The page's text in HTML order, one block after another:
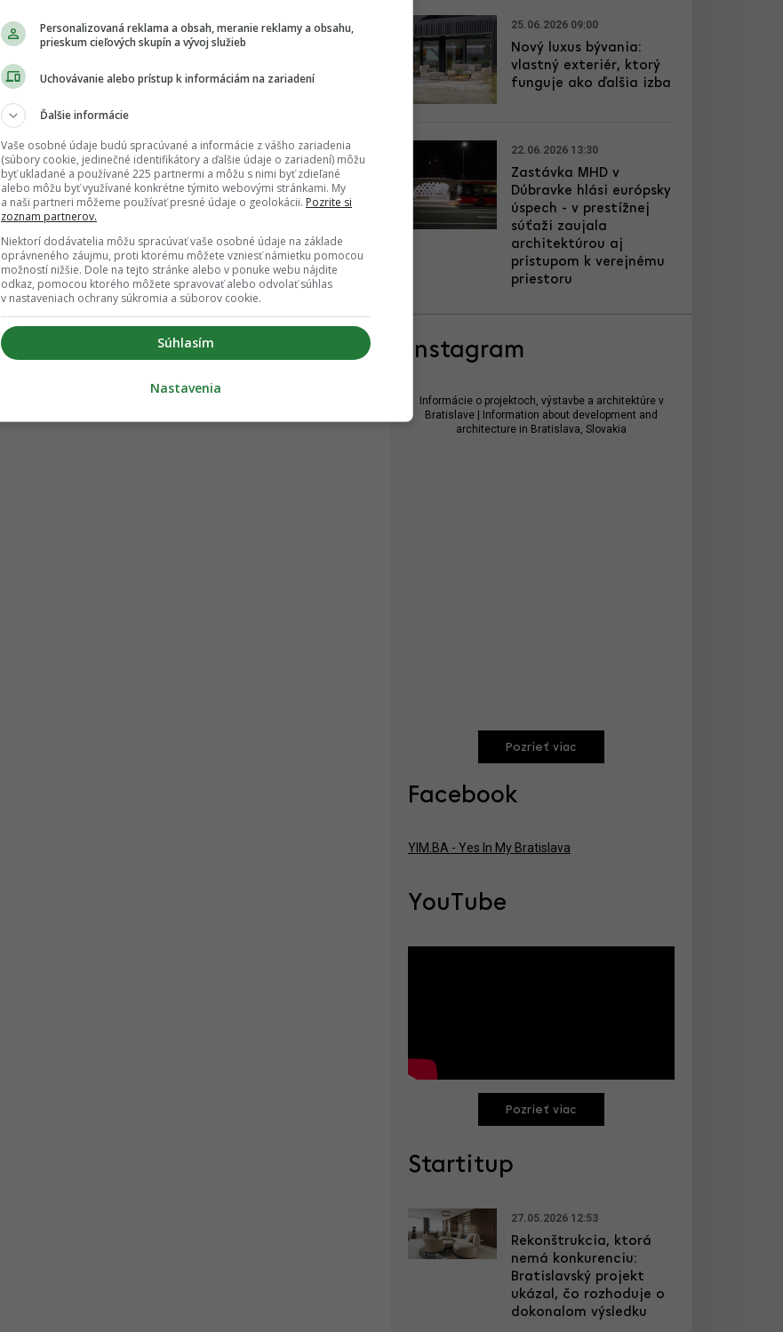
25.06.2026 09:00
Nový luxus bývania:
vlastný exteriér, ktorý
funguje ako ďalšia izba
22.06.2026 13:30
Zastávka MHD v
Dúbravke hlási európsky
úspech - v prestížnej
súťaži zaujala
architektúrou aj
prístupom k verejnému
priestoru
Instagram
Informácie o projektoch, výstavbe a architektúre v
Bratislave | Information about development and
architecture in Bratislava, Slovakia
Pozrieť viac
Facebook
YIM.BA - Yes In My Bratislava
YouTube
Pozrieť viac
Startitup
27.05.2026 12:53
Rekonštrukcia, ktorá
nemá konkurenciu:
Bratislavský projekt
ukázal, čo rozhoduje o
dokonalom výsledku
Personalizovaná reklama a obsah, meranie reklamy a obsahu,
prieskum cieľových skupín a vývoj služieb
Uchovávanie alebo prístup k informáciám na zariadení
Ďalšie informácie
Vaše osobné údaje budú spracúvané a informácie z vášho zariadenia
(súbory cookie, jedinečné identifikátory a ďalšie údaje o zariadení) môžu
byť ukladané a používané 225 partnermi a môžu s nimi byť zdieľané
alebo môžu byť využívané konkrétne týmito webovými stránkami. My
a naši partneri môžeme používať presné údaje o geolokácii. Pozrite si
zoznam partnerov.
Niektorí dodávatelia môžu spracúvať vaše osobné údaje na základe
oprávneného záujmu, proti ktorému môžete vzniesť námietku pomocou
možností nižšie. Dole na tejto stránke alebo v ponuke webu nájdite
odkaz, pomocou ktorého môžete spravovať alebo odvolať súhlas
v nastaveniach ochrany súkromia a súborov cookie.
Súhlasím
Nastavenia